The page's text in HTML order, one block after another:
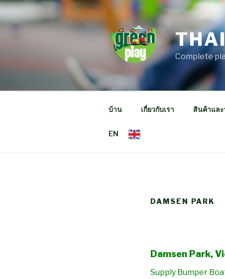
Skip
to
content
Complete
บ้าน เกี่ยวกับเรา สินค้าและ
EN
DAMSEN PARK
Damsen Park,
Supply Bumper